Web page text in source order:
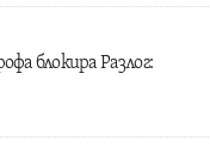
блокира Разлог: